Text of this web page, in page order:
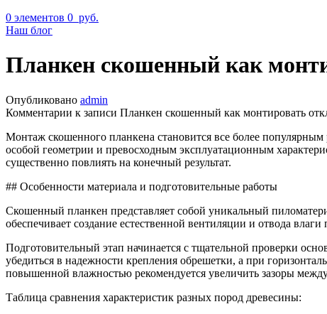
0 элементов 0 руб.
Наш блог
Планкен скошенный как
Опубликовано admin
Комментарии к записи Планкен скошенный как монтировать
Монтаж скошенного планкена становится все более
особой геометрии и превосходным эксплуатационным
существенно повлиять на конечный результат.
## Особенности материала и подготовительные работы
Скошенный планкен представляет собой уникальный
обеспечивает создание естественной вентиляции и отвода
Подготовительный этап начинается с тщательной проверки
убедиться в надежности крепления обрешетки, а при
повышенной влажностью рекомендуется увеличить зазоры
Таблица сравнения характеристик разных пород древесины: